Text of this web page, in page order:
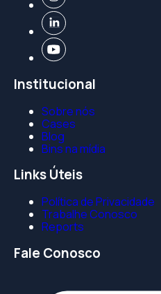
Institucional
Sobre nós
Cases
Blog
Bins na mídia
Links Úteis
Política de Privacidade
Trabalhe Conosco
Reports
Fale Conosco